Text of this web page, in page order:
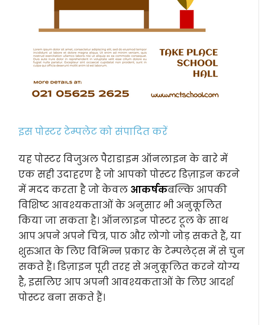
इस पोस्टर टेम्पलेट को संपादित करें
यह पोस्टर विजुअल पैराडाइम ऑनलाइन के बारे में
एक सही उदाहरण है जो आपको पोस्टर डिज़ाइन करने
में मदद करता है जो केवल आकर्षकबल्कि आपकी
विशिष्ट आवश्यकताओं के अनुसार भी अनुकूलित
किया जा सकता है। ऑनलाइन पोस्टर टूल के साथ
आप अपने अपने चित्र, पाठ और लोगो जोड़ सकते हैं, या
शुरुआत के लिए विभिन्न प्रकार के टेम्पलेट्स में से चुन
सकते हैं। डिज़ाइन पूरी तरह से अनुकूलित करने योग्य
है, इसलिए आप अपनी आवश्यकताओं के लिए आदर्श
पोस्टर बना सकते हैं।